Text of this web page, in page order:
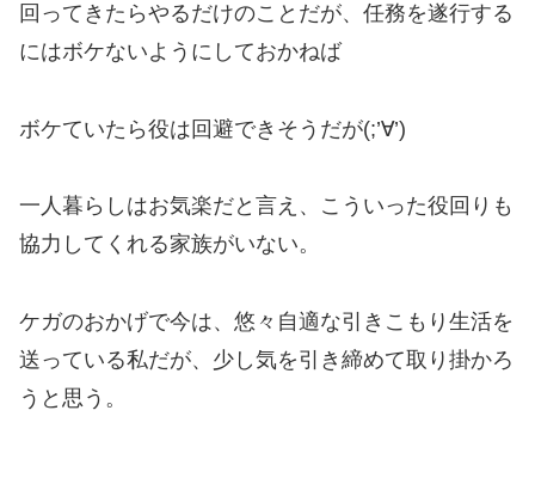
回ってきたらやるだけのことだが、任務を遂行する
にはボケないようにしておかねば
ボケていたら役は回避できそうだが(;’∀’)
一人暮らしはお気楽だと言え、こういった役回りも
協力してくれる家族がいない。
ケガのおかげで今は、悠々自適な引きこもり生活を
送っている私だが、少し気を引き締めて取り掛かろ
うと思う。